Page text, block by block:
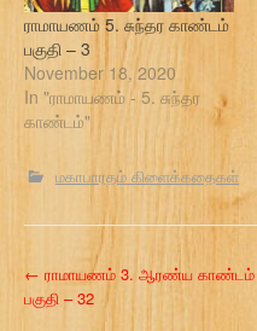
ராமாயணம் 5. சுந்தர காண்டம்
பகுதி – 3
November 18, 2020
In "ராமாயணம் - 5. சுந்தர
காண்டம்"
மகாபாரதம் கிளைக்கதைகள்
P
← ராமாயணம் 3. ஆரண்ய காண்டம்
பகுதி – 32